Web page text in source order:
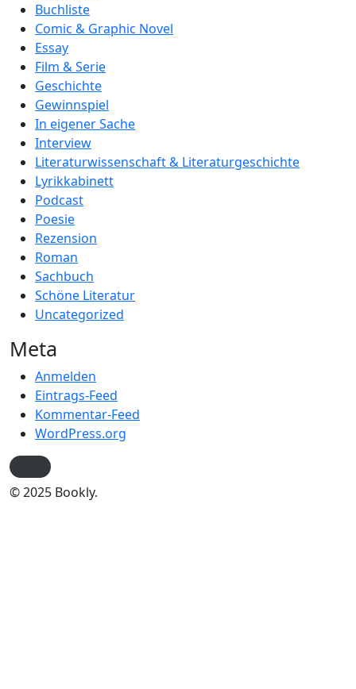
Buchliste
Comic & Graphic Novel
Essay
Film & Serie
Geschichte
Gewinnspiel
In eigener Sache
Interview
Literaturwissenschaft & Literaturgeschichte
Lyrikkabinett
Podcast
Poesie
Rezension
Roman
Sachbuch
Schöne Literatur
Uncategorized
Meta
Anmelden
Eintrags-Feed
Kommentar-Feed
WordPress.org
© 2025 Bookly.